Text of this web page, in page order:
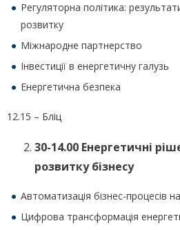
Регуляторна політика:
розвитку
Міжнародне партнерство
Інвестиції в енергетичну галузь
Енергетична безпека
12.15 – Бліц
30-14.00 Енергетичні
розвитку бізнесу
Автоматизація бізнес-процесів
Цифрова трансформація